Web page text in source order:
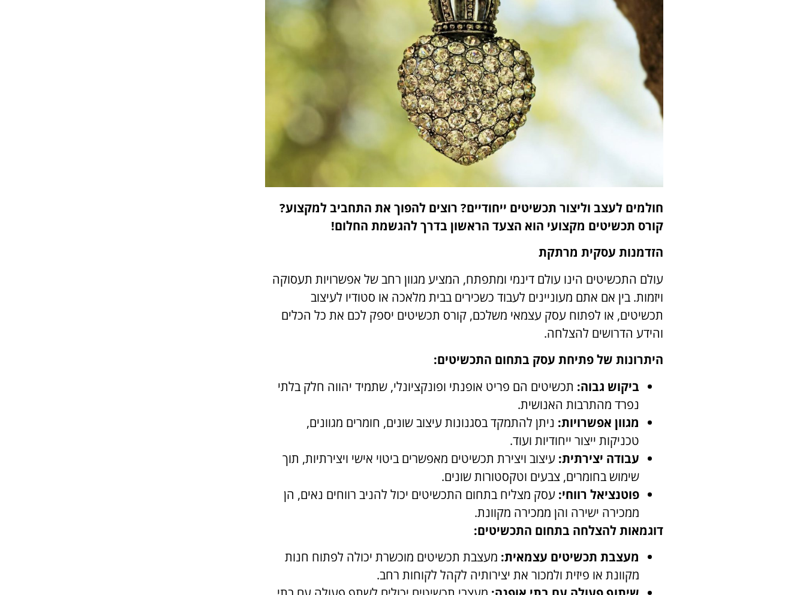
חולמים לעצב וליצור תכשיטים ייחודיים? רוצים להפוך את התחביב למקצוע?
קורס תכשיטים מקצועי הוא הצעד הראשון בדרך להגשמת החלום!
הזדמנות עסקית מרתקת
עולם התכשיטים הינו עולם דינמי ומתפתח, המציע מגוון רחב של אפשרויות תעסוקה
ויזמות. בין אם אתם מעוניינים לעבוד כשכירים בבית מלאכה או סטודיו לעיצוב
תכשיטים, או לפתוח עסק עצמאי משלכם, קורס תכשיטים יספק לכם את כל הכלים
והידע הדרושים להצלחה.
היתרונות של פתיחת עסק בתחום התכשיטים:
ביקוש גבוה: תכשיטים הם פריט אופנתי ופונקציונלי, שתמיד יהווה חלק בלתי
נפרד מהתרבות האנושית.
מגוון אפשרויות: ניתן להתמקד בסגנונות עיצוב שונים, חומרים מגוונים,
טכניקות ייצור ייחודיות ועוד.
עבודה יצירתית: עיצוב ויצירת תכשיטים מאפשרים ביטוי אישי ויצירתיות, תוך
שימוש בחומרים, צבעים וטקסטורות שונים.
פוטנציאל רווחי: עסק מצליח בתחום התכשיטים יכול להניב רווחים נאים, הן
ממכירה ישירה והן ממכירה מקוונת.
דוגמאות להצלחה בתחום התכשיטים:
מעצבת תכשיטים עצמאית: מעצבת תכשיטים מוכשרת יכולה לפתוח חנות
מקוונת או פיזית ולמכור את יצירותיה לקהל לקוחות רחב.